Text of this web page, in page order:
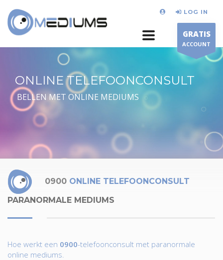
LOG IN
GRATIS
ACCOUNT
ONLINE TELEFOONCONSULT
BELLEN MET ONLINE MEDIUMS
0900 ONLINE TELEFOONCONSULT
PARANORMALE MEDIUMS
Hoe werkt een 0900-telefoonconsult met paranormale
online mediums.